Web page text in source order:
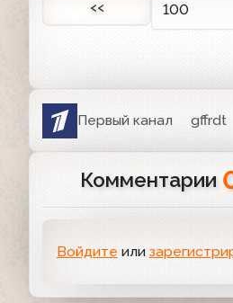
<< 100
Первый канал gffrdt
Комментарии
Войдите или